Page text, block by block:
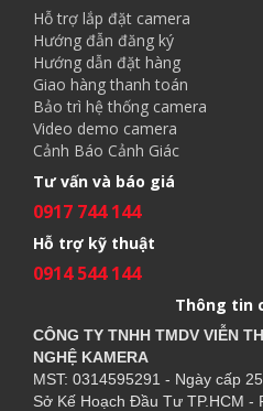
Hỗ trợ lắp đặt camera
Hướng đẫn đăng ký
Hướng dẫn đặt hàng
Giao hàng thanh toán
Bảo trì hệ thống camera
Video demo camera
Cảnh Báo Cảnh Giác
Tư vấn và báo giá
0917 744 144
Hỗ trợ kỹ thuật
0914 544 144
Thông tin
CÔNG TY TNHH TMDV VIỄN
NGHỆ KAMERA
MST: 0314595291 - Ngày cấp
Sở Kế Hoạch Đầu Tư TP.HCM -